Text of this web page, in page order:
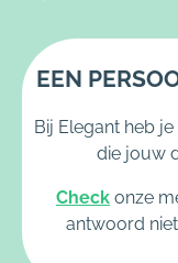
EEN
Bij Elegant heb
die jouw
Check onze
antwoord